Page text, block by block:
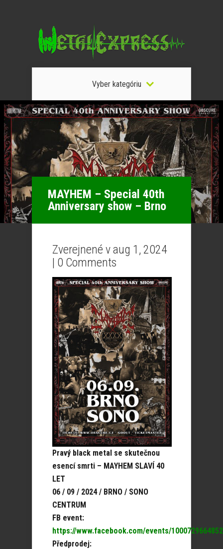
Vyber kategóriu
MAYHEM – Special 40th
Anniversary show – Brno
Zverejnené v aug 1, 2024
| 0 Comments
Pravý black metal se skutečnou
esencí smrti – MAYHEM SLAVÍ 40
LET
06 / 09 / 2024 / BRNO / SONO
CENTRUM
FB event:
https://www.facebook.com/events/
Předprodej: